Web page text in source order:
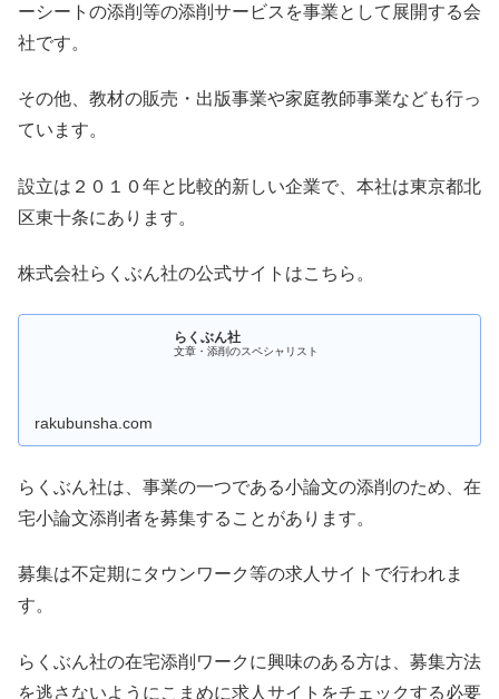
ーシートの添削等の添削サービスを事業として展開する会
社です。
その他、教材の販売・出版事業や家庭教師事業なども行っ
ています。
設立は２０１０年と比較的新しい企業で、本社は東京都北
区東十条にあります。
株式会社らくぶん社の公式サイトはこちら。
らくぶん社
文章・添削のスペシャリスト
rakubunsha.com
らくぶん社は、事業の一つである小論文の添削のため、在
宅小論文添削者を募集することがあります。
募集は不定期にタウンワーク等の求人サイトで行われま
す。
らくぶん社の在宅添削ワークに興味のある方は、募集方法
を逃さないようにこまめに求人サイトをチェックする必要